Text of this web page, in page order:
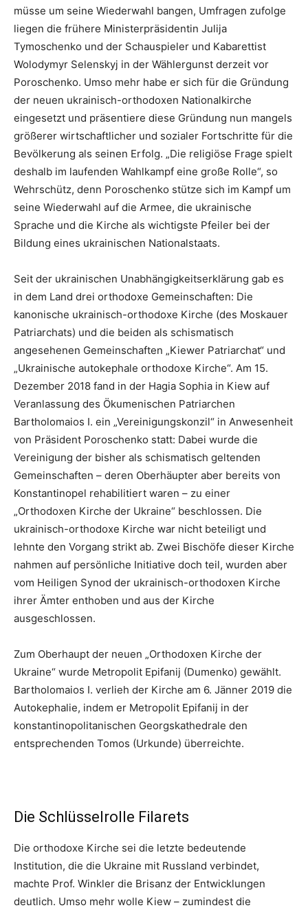
müsse um seine Wiederwahl bangen, Umfragen zufolge
liegen die frühere Ministerpräsidentin Julija
Tymoschenko und der Schauspieler und Kabarettist
Wolodymyr Selenskyj in der Wählergunst derzeit vor
Poroschenko. Umso mehr habe er sich für die Gründung
der neuen ukrainisch-orthodoxen Nationalkirche
eingesetzt und präsentiere diese Gründung nun mangels
größerer wirtschaftlicher und sozialer Fortschritte für die
Bevölkerung als seinen Erfolg. „Die religiöse Frage spielt
deshalb im laufenden Wahlkampf eine große Rolle“, so
Wehrschütz, denn Poroschenko stütze sich im Kampf um
seine Wiederwahl auf die Armee, die ukrainische
Sprache und die Kirche als wichtigste Pfeiler bei der
Bildung eines ukrainischen Nationalstaats.
Seit der ukrainischen Unabhängigkeitserklärung gab es
in dem Land drei orthodoxe Gemeinschaften: Die
kanonische ukrainisch-orthodoxe Kirche (des Moskauer
Patriarchats) und die beiden als schismatisch
angesehenen Gemeinschaften „Kiewer Patriarchat“ und
„Ukrainische autokephale orthodoxe Kirche“. Am 15.
Dezember 2018 fand in der Hagia Sophia in Kiew auf
Veranlassung des Ökumenischen Patriarchen
Bartholomaios I. ein „Vereinigungskonzil“ in Anwesenheit
von Präsident Poroschenko statt: Dabei wurde die
Vereinigung der bisher als schismatisch geltenden
Gemeinschaften – deren Oberhäupter aber bereits von
Konstantinopel rehabilitiert waren – zu einer
„Orthodoxen Kirche der Ukraine“ beschlossen. Die
ukrainisch-orthodoxe Kirche war nicht beteiligt und
lehnte den Vorgang strikt ab. Zwei Bischöfe dieser Kirche
nahmen auf persönliche Initiative doch teil, wurden aber
vom Heiligen Synod der ukrainisch-orthodoxen Kirche
ihrer Ämter enthoben und aus der Kirche
ausgeschlossen.
Zum Oberhaupt der neuen „Orthodoxen Kirche der
Ukraine“ wurde Metropolit Epifanij (Dumenko) gewählt.
Bartholomaios I. verlieh der Kirche am 6. Jänner 2019 die
Autokephalie, indem er Metropolit Epifanij in der
konstantinopolitanischen Georgskathedrale den
entsprechenden Tomos (Urkunde) überreichte.
Die Schlüsselrolle Filarets
Die orthodoxe Kirche sei die letzte bedeutende
Institution, die die Ukraine mit Russland verbindet,
machte Prof. Winkler die Brisanz der Entwicklungen
deutlich. Umso mehr wolle Kiew – zumindest die